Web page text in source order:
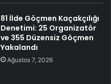
81 İlde Göçmen Kaçakçılığı
Denetimi: 25 Organizatör
ve 355 Düzensiz Göçmen
Yakalandı
Ağustos 7, 2026